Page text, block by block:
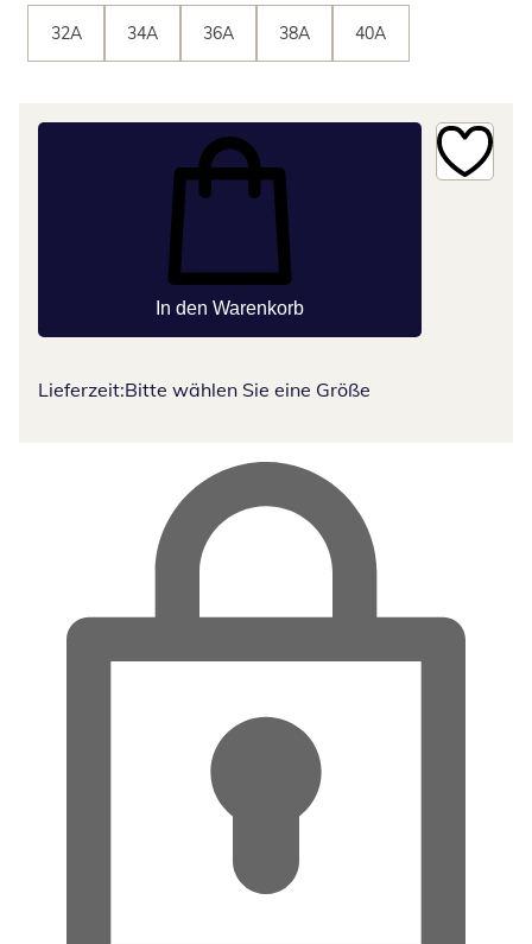
32A 34A 36A 38A 40A
In den Warenkorb
Lieferzeit:Bitte wählen Sie eine Größe